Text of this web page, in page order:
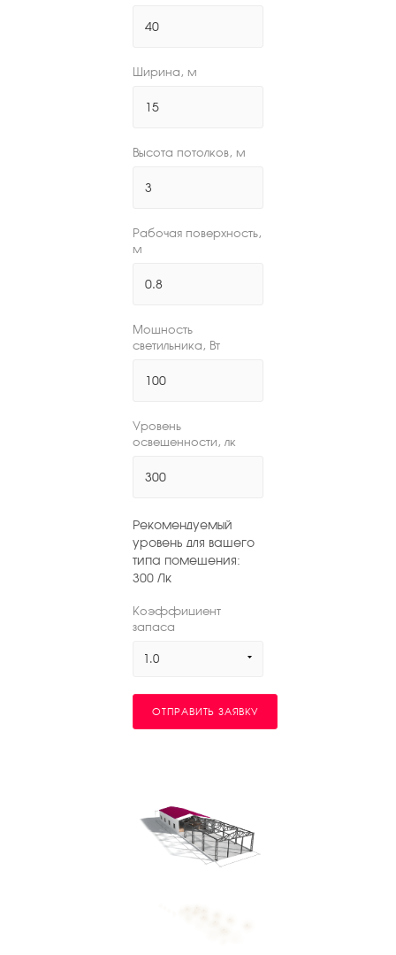
Ширина, м
Высота потолков, м
Рабочая поверхность,
м
Мощность
светильника, Вт
Уровень
освещенности, лк
Рекомендуемый
уровень для вашего
типа помещения:
300 Лк
Коэффициент
запаса
1.0
ОТПРАВИТЬ ЗАЯВКУ